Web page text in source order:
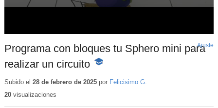
Programa con bloques tu Sphero mini para
realizar un circuito -
educativo
Ajuste
Subido el 28 de febrero de 2025por Felicisimo G.
20visualizaciones